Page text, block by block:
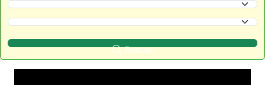
Selecciona un Estado
Selecciona un Municipio
Buscar